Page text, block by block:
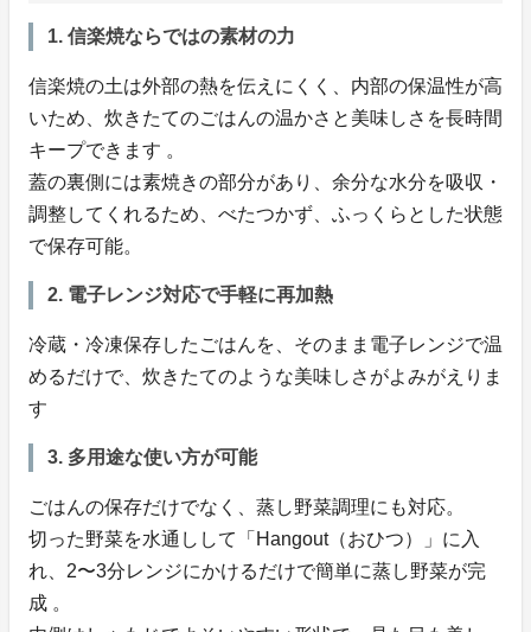
1. 信楽焼ならではの素材の力
信楽焼の土は外部の熱を伝えにくく、内部の保温性が高
いため、炊きたてのごはんの温かさと美味しさを長時間
キープできます 。
蓋の裏側には素焼きの部分があり、余分な水分を吸収・
調整してくれるため、べたつかず、ふっくらとした状態
で保存可能。
2. 電子レンジ対応で手軽に再加熱
冷蔵・冷凍保存したごはんを、そのまま電子レンジで温
めるだけで、炊きたてのような美味しさがよみがえりま
す
3. 多用途な使い方が可能
ごはんの保存だけでなく、蒸し野菜調理にも対応。
切った野菜を水通しして「Hangout（おひつ）」に入
れ、2〜3分レンジにかけるだけで簡単に蒸し野菜が完
成 。